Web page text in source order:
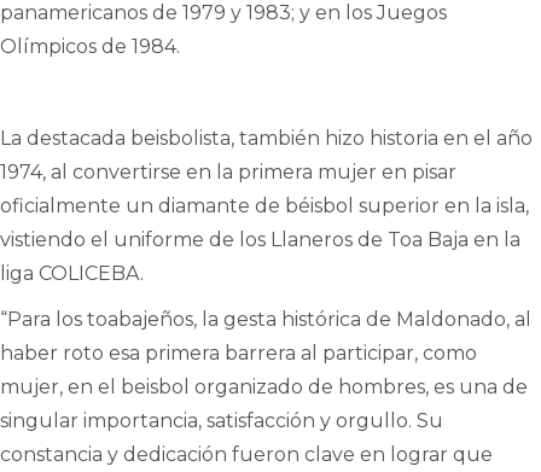
panamericanos de 1979 y 1983; y en los Juegos
Olímpicos de 1984.
La destacada beisbolista, también hizo historia en el año
1974, al convertirse en la primera mujer en pisar
oficialmente un diamante de béisbol superior en la isla,
vistiendo el uniforme de los Llaneros de Toa Baja en la
liga COLICEBA.
“Para los toabajeños, la gesta histórica de Maldonado, al
haber roto esa primera barrera al participar, como
mujer, en el beisbol organizado de hombres, es una de
singular importancia, satisfacción y orgullo. Su
constancia y dedicación fueron clave en lograr que